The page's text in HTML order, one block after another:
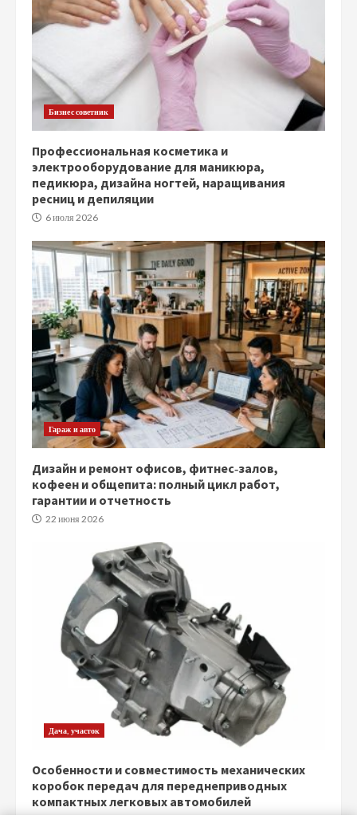
Бизнес советник
Профессиональная косметика и
электрооборудование для маникюра,
педикюра, дизайна ногтей, наращивания
ресниц и депиляции
6 июля 2026
Гараж и авто
Дизайн и ремонт офисов, фитнес‑залов,
кофеен и общепита: полный цикл работ,
гарантии и отчетность
22 июня 2026
Дача, участок
Особенности и совместимость механических
коробок передач для переднеприводных
компактных легковых автомобилей